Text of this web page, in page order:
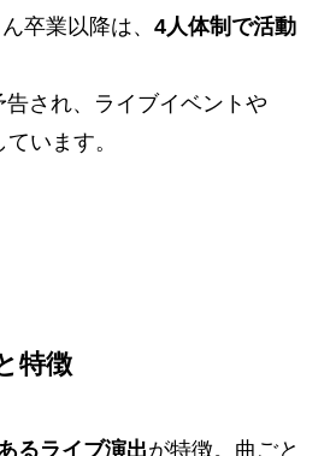
卒業以降は、 4人体制で活動
され、ライブイベントや
います。
特徴
るライブ演出が特徴。曲ごと